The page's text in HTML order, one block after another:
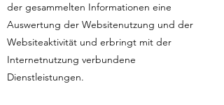
der gesammelten Informationen eine
Auswertung der Websitenutzung und der
Websiteaktivität und erbringt mit der
Internetnutzung verbundene
Dienstleistungen.